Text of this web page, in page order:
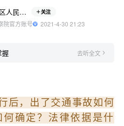
华州区人民检察院 关注
院官方账号
  2021-4-30 21:23
去听全文
后，出了交通事故如何
确定？法律依据是什